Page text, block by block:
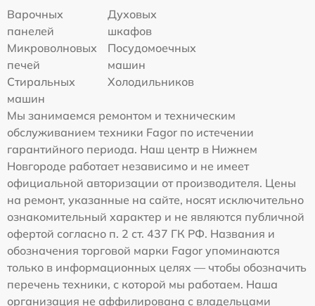
Варочных
панелей
Духовых
шкафов
Микроволновых
печей
Посудомоечных
машин
Стиральных
машин
Холодильников
Мы занимаемся ремонтом и техническим
обслуживанием техники Fagor по истечении
гарантийного периода. Наш центр в Нижнем
Новгороде работает независимо и не имеет
официальной авторизации от производителя. Цены
на ремонт, указанные на сайте, носят исключительно
ознакомительный характер и не являются публичной
офертой согласно п. 2 ст. 437 ГК РФ. Названия и
обозначения торговой марки Fagor упоминаются
только в информационных целях — чтобы обозначить
перечень техники, с которой мы работаем. Наша
организация не аффилирована с владельцами